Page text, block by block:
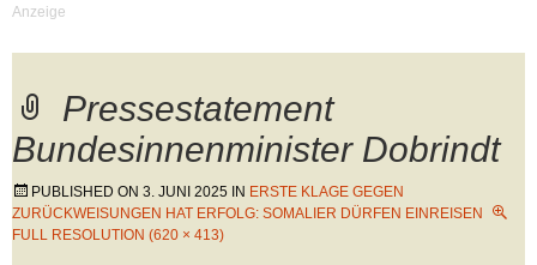
Pressestatement
Bundesinnenminister Dobrindt
PUBLISHED ON 3. JUNI 2025 IN ERSTE KLAGE GEGEN
ZURÜCKWEISUNGEN HAT ERFOLG: SOMALIER DÜRFEN EINREISEN
FULL RESOLUTION (620 × 413)